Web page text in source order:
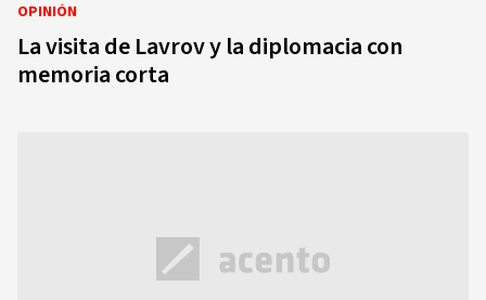
OPINIÓN
La visita de Lavrov y la diplomacia con
memoria corta